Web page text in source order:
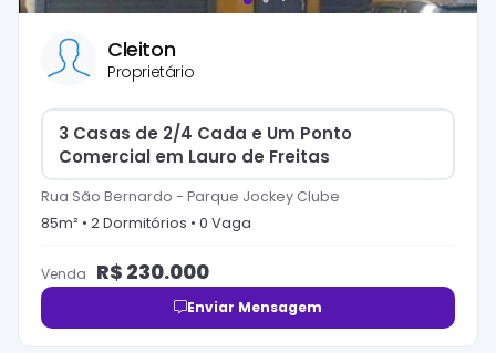
Cleiton
Proprietário
3 Casas de 2/4 Cada e Um Ponto
Comercial em Lauro de Freitas
Rua São Bernardo - Parque Jockey Clube
85m² • 2Dormitórios • 0 Vaga
Venda R$ 230.000
Enviar Mensagem